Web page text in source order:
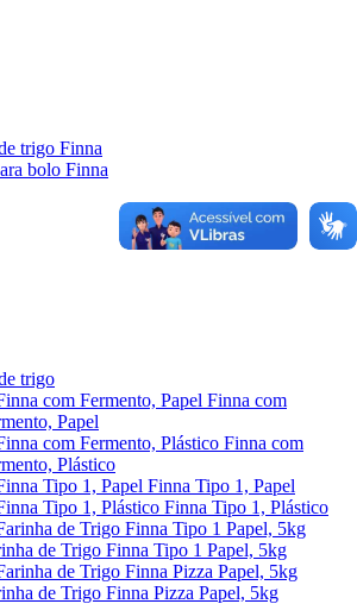
trigo Finna
bolo Finna
trigo
Finna com
Papel
Finna com
Plástico
Finna Tipo 1, Papel
Finna Tipo 1, Plástico
de Trigo Finna Tipo 1 Papel, 5kg
de Trigo Finna Pizza Papel, 5kg